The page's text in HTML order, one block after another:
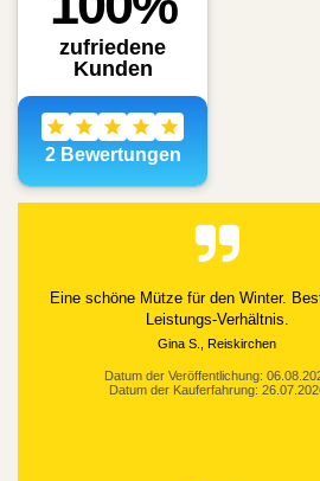
Alles gut geklappt
Datum der Kauferfahrung: 21.07.2026